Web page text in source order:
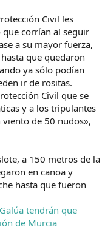
Civil les
corrían al seguir
a su mayor fuerza,
que quedaron
ya sólo podían
ir de rositas.
Civil que se
y a los tripulantes
de 50 nudos»,
a 150 metros de la
en canoa y
hasta que fueron
tendrán que
de Murcia